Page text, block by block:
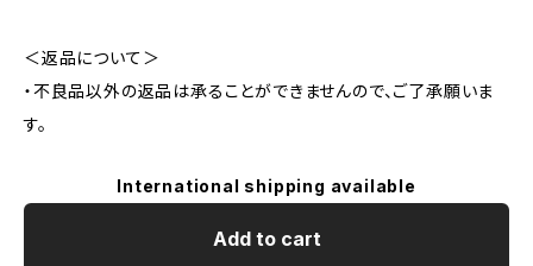
＜返品について＞
・不良品以外の返品は承ることができませんので、ご了承願いま
す。
International shipping available
Add to cart